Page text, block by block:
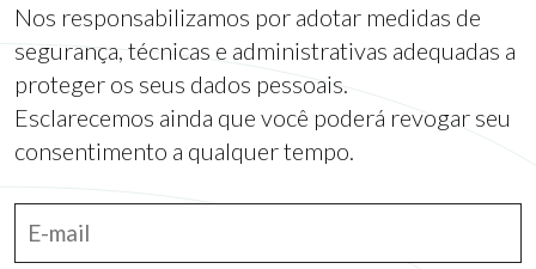
Nos responsabilizamos por adotar medidas de
segurança, técnicas e administrativas adequadas a
proteger os seus dados pessoais.
Esclarecemos ainda que você poderá revogar seu
consentimento a qualquer tempo.